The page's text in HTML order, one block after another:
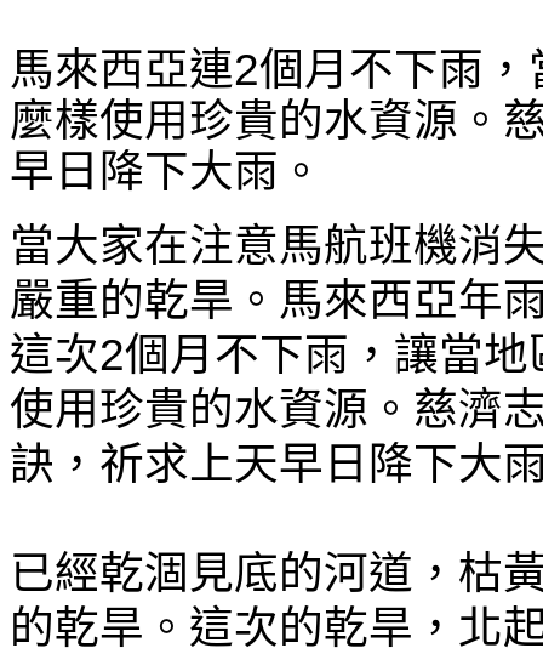
馬來西亞連2個月不下雨
麼樣使用珍貴的水資源。
早日降下大雨。
當大家在注意馬航班機消
嚴重的乾旱。馬來西亞年
這次2個月不下雨，讓當
使用珍貴的水資源。慈濟
訣，祈求上天早日降下大
已經乾涸見底的河道，枯
的乾旱。這次的乾旱，北